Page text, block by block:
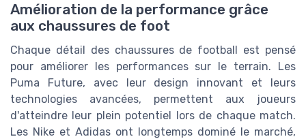
Amélioration de la performance grâce
aux chaussures de foot
Chaque détail des chaussures de football est pensé
pour améliorer les performances sur le terrain. Les
Puma Future, avec leur design innovant et leurs
technologies avancées, permettent aux joueurs
d'atteindre leur plein potentiel lors de chaque match.
Les Nike et Adidas ont longtemps dominé le marché,